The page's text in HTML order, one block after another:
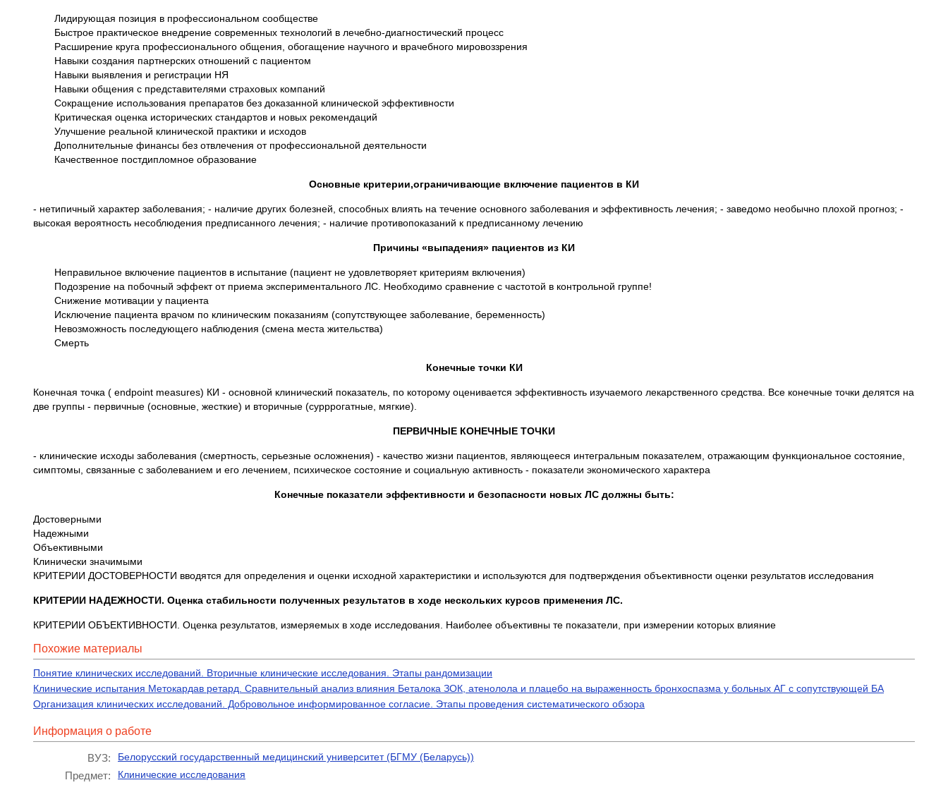
Лидирующая позиция в профессиональном сообществе
Быстрое практическое внедрение современных технологий в лечебно-диагностический процесс
Расширение круга профессионального общения, обогащение научного и врачебного мировоззрения
Навыки создания партнерских отношений с пациентом
Навыки выявления и регистрации НЯ
Навыки общения с представителями страховых компаний
Сокращение использования препаратов без доказанной клинической эффективности
Критическая оценка исторических стандартов и новых рекомендаций
Улучшение реальной клинической практики и исходов
Дополнительные финансы без отвлечения от профессиональной деятельности
Качественное постдипломное образование
Основные критерии,ограничивающие включение пациентов в КИ
- нетипичный характер заболевания; - наличие других болезней, способных влиять на течение основного заболевания и эффективность лечения; - заведомо необычно плохой прогноз; -
высокая вероятность несоблюдения предписанного лечения; - наличие противопоказаний к предписанному лечению
Причины «выпадения» пациентов из КИ
Неправильное включение пациентов в испытание (пациент не удовлетворяет критериям включения)
Подозрение на побочный эффект от приема экспериментального ЛС. Необходимо сравнение с частотой в контрольной группе!
Снижение мотивации у пациента
Исключение пациента врачом по клиническим показаниям (сопутствующее заболевание, беременность)
Невозможность последующего наблюдения (смена места жительства)
Смерть
Конечные точки КИ
Конечная точка ( endpoint measures) КИ - основной клинический показатель, по которому оценивается эффективность изучаемого лекарственного средства. Все конечные точки делятся на
две группы - первичные (основные, жесткие) и вторичные (сурррогатные, мягкие).
ПЕРВИЧНЫЕ КОНЕЧНЫЕ ТОЧКИ
- клинические исходы заболевания (смертность, серьезные осложнения) - качество жизни пациентов, являющееся интегральным показателем, отражающим функциональное состояние,
симптомы, связанные с заболеванием и его лечением, психическое состояние и социальную активность - показатели экономического характера
Конечные показатели эффективности и безопасности новых ЛС должны быть:
Достоверными
Надежными
Объективными
Клинически значимыми
КРИТЕРИИ ДОСТОВЕРНОСТИ вводятся для определения и оценки исходной характеристики и используются для подтверждения объективности оценки результатов исследования
КРИТЕРИИ НАДЕЖНОСТИ. Оценка стабильности полученных результатов в ходе нескольких курсов применения ЛС.
КРИТЕРИИ ОБЪЕКТИВНОСТИ. Оценка результатов, измеряемых в ходе исследования. Наиболее объективны те показатели, при измерении которых влияние
Похожие материалы
Понятие клинических исследований. Вторичные клинические исследования. Этапы рандомизации
Клинические испытания Метокардав ретард. Сравнительный анализ влияния Беталока ЗОК, атенолола и плацебо на выраженность бронхоспазма у больных АГ с сопутствующей БА
Организация клинических исследований. Добровольное информированное согласие. Этапы проведения систематического обзора
Информация о работе
ВУЗ: Белорусский государственный медицинский университет (БГМУ (Беларусь))
Предмет: Клинические исследования